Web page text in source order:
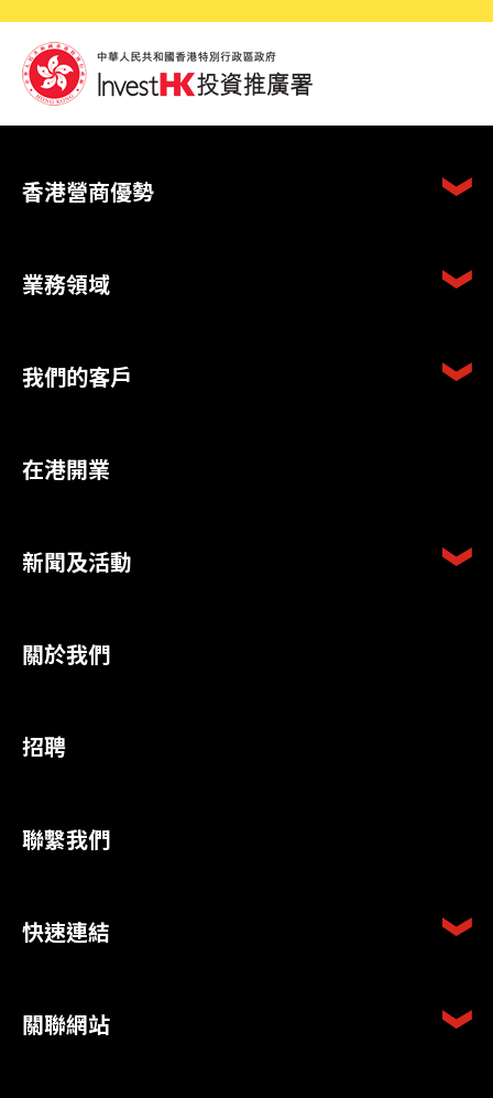
香港營商優勢
業務領域
我們的客戶
在港開業
新聞及活動
關於我們
招聘
聯繫我們
快速連結
關聯網站